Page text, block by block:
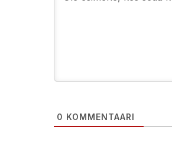
0 KOMMENTAARI